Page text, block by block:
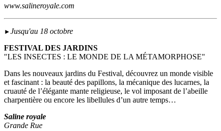
www.salineroyale.com
► Jusqu'au 18 octobre
FESTIVAL DES JARDINS
"LES INSECTES : LE MONDE DE LA MÉTAMORPHOSE"
Dans les nouveaux jardins du Festival, découvrez un monde visible
et fascinant : la beauté des papillons, la mécanique des lucarnes, la
cruauté de l’élégante mante religieuse, le vol imposant de l’abeille
charpentière ou encore les libellules d’un autre temps…
Saline royale
Grande Rue